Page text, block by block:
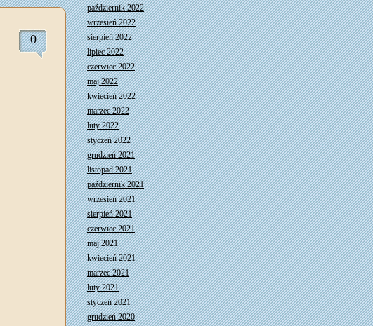
0
październik 2022
wrzesień 2022
sierpień 2022
lipiec 2022
czerwiec 2022
maj 2022
kwiecień 2022
marzec 2022
luty 2022
styczeń 2022
grudzień 2021
listopad 2021
październik 2021
wrzesień 2021
sierpień 2021
czerwiec 2021
maj 2021
kwiecień 2021
marzec 2021
luty 2021
styczeń 2021
grudzień 2020